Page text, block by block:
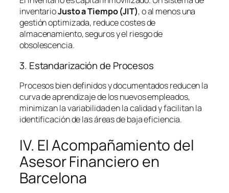
inventarioJusto a Tiempo (JIT), o al menos una
gestión optimizada, reduce costes de
almacenamiento, seguros y el riesgo de
obsolescencia.
3. Estandarización de Procesos
Procesos bien definidos y documentados reducen la
curva de aprendizaje de los nuevos empleados,
minimizan la variabilidad en la calidad y facilitan la
identificación de las áreas de baja eficiencia.
IV. El Acompañamiento del
Asesor Financiero en
Barcelona